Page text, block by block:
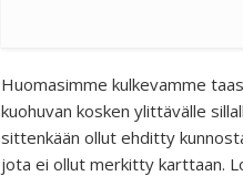
Huomasimme kulkevamme
kuohuvan kosken ylittävälle
sittenkään ollut ehditty
jota ei ollut merkitty karttaan.